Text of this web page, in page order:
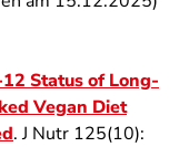
Status of Long-
Vegan Diet
. J Nutr 125(10):